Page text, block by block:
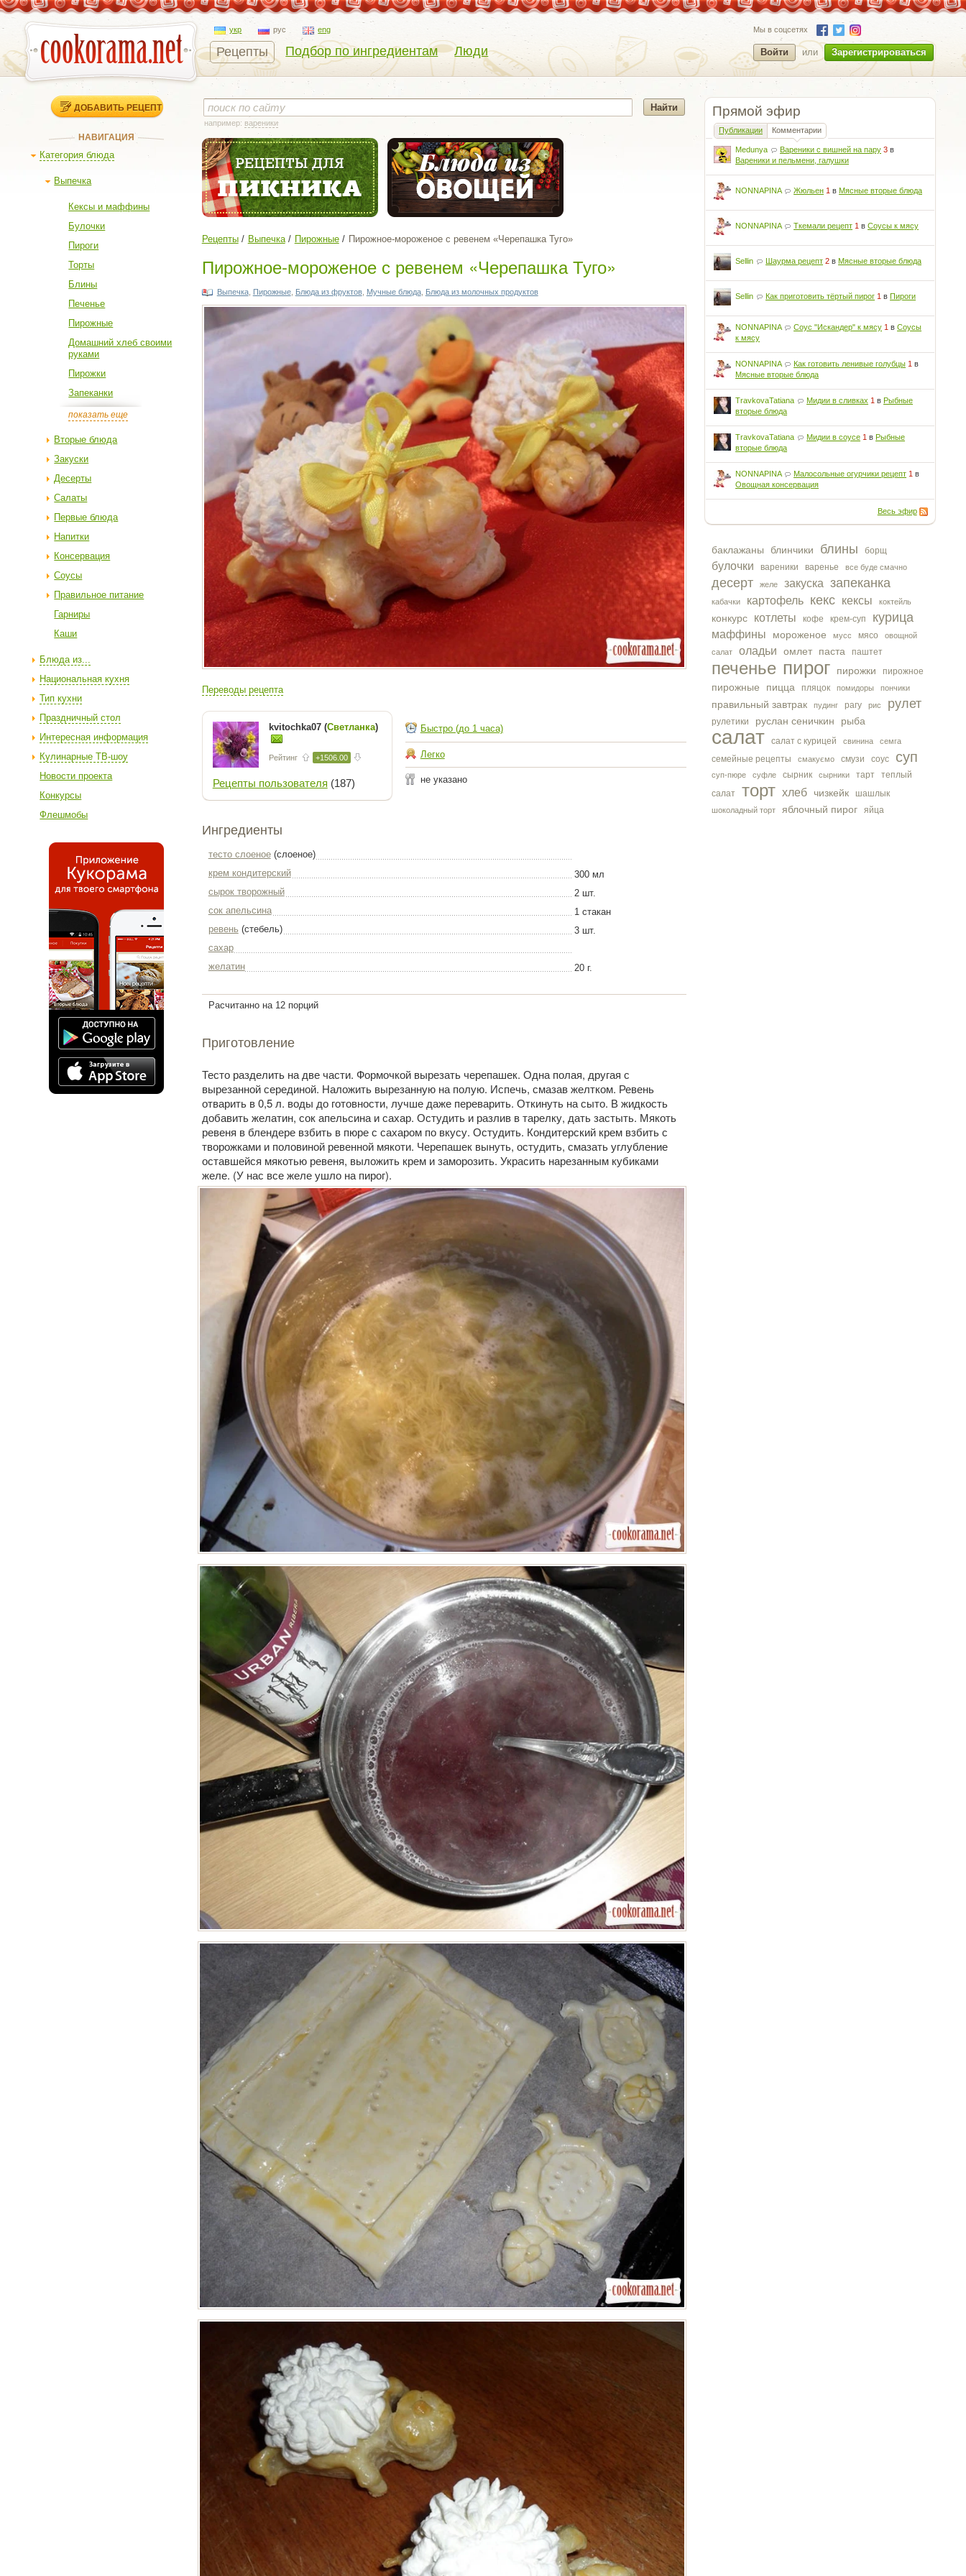
укр рус eng
Рецепты Подбор по ингредиентам Люди
Мы в соцсетях
Войти или Зарегистрироваться
ДОБАВИТЬ РЕЦЕПТ
НАВИГАЦИЯ
Категория блюда
Выпечка
Кексы и маффины
Булочки
Пироги
Торты
Блины
Печенье
Пирожные
Домашний хлеб своими
руками
Пирожки
Запеканки
показать еще
Вторые блюда
Закуски
Десерты
Салаты
Первые блюда
Напитки
Консервация
Соусы
Правильное питание
Гарниры
Каши
Блюда из...
Национальная кухня
Тип кухни
Праздничный стол
Интересная информация
Кулинарные ТВ-шоу
Новости проекта
Конкурсы
Флешмобы
Прямой эфир
Публикации Комментарии
Medunya Вареники с вишней на пару 3 в
Вареники и пельмени, галушки
NONNAPINA Жюльен 1 вМясные вторые блюда
NONNAPINA Ткемали рецепт 1 вСоусы к мясу
Sellin Шаурма рецепт 2 вМясные вторые блюда
Sellin Как приготовить тёртый пирог 1 вПироги
NONNAPINA Соус "Искандер" к мясу 1 вСоусы
к мясу
NONNAPINA Как готовить ленивые голубцы 1 в
Мясные вторые блюда
TravkovaTatiana Мидии в сливках 1 вРыбные
вторые блюда
TravkovaTatiana Мидии в соусе 1 вРыбные
вторые блюда
NONNAPINA Малосольные огурчики рецепт 1 в
Овощная консервация
Весь эфир
баклажаны блинчики блины борщ
булочки вареники варенье все буде смачно
десерт желе закуска запеканка
кабачки картофель кекс кексы коктейль
конкурс котлеты кофе крем-суп курица
маффины мороженое мусс мясо
овощной
салат
оладьи омлет паста паштет
печенье пирог пирожки пирожное
пирожные пицца пляцок помидоры пончики
правильный завтрак пудинг рагу рис рулет
рулетики руслан сеничкин рыба
салат салат с курицей свинина семга
семейные рецепты смакуємо смузи соус суп
суп-пюре суфле сырник сырники тарт
теплый
салат
торт хлеб чизкейк шашлык
шоколадный торт яблочный пирог яйца
например: вареники
Рецепты Выпечка Пирожные Пирожное-мороженое с ревенем «Черепашка Туго»
Пирожное-мороженое с ревенем «Черепашка Туго»
Выпечка, Пирожные, Блюда из фруктов, Мучные блюда, Блюда из молочных продуктов
Переводы рецепта
kvitochka07 (Светланка)
Рейтинг +1506.00
Рецепты пользователя (187)
Быстро (до 1 часа)
Легко
не указано
Ингредиенты
тесто слоеное(слоеное)
крем кондитерский
300 мл
сырок творожный
2 шт.
сок апельсина
1 стакан
ревень (стебель)
3 шт.
сахар
желатин
20 г.
Расчитанно на 12 порций
Приготовление
Тесто разделить на две части. Формочкой вырезать черепашек. Одна полая, другая с
вырезанной серединой. Наложить вырезанную на полую. Испечь, смазав желтком. Ревень
отварить в 0,5 л. воды до готовности, лучше даже переварить. Откинуть на сыто. В жидкость
добавить желатин, сок апельсина и сахар. Остудить и разлив в тарелку, дать застыть. Мякоть
ревеня в блендере взбить в пюре с сахаром по вкусу. Остудить. Кондитерский крем взбить с
творожками и половиной ревенной мякоти. Черепашек вынуть, остудить, смазать углубление
оставшейся мякотью ревеня, выложить крем и заморозить. Украсить нарезанным кубиками
желе. (У нас все желе ушло на пирог).